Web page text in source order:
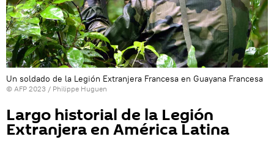
Un soldado de la Legión Extranjera Francesa en Guayana Francesa
© AFP 2023 / Philippe Huguen
Largo historial de la Legión
Extranjera en América Latina